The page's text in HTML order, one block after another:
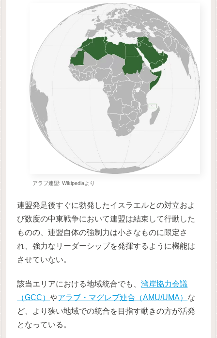
アラブ連盟: Wikipediaより
連盟発足後すぐに勃発したイスラエルとの対立およ
び数度の中東戦争において連盟は結束して行動した
ものの、連盟自体の強制力は小さなものに限定さ
れ、強力なリーダーシップを発揮するように機能は
させていない。
該当エリアにおける地域統合でも、湾岸協力会議
（GCC）やアラブ・マグレブ連合（AMU/UMA） な
ど、より狭い地域での統合を目指す動きの方が活発
となっている。